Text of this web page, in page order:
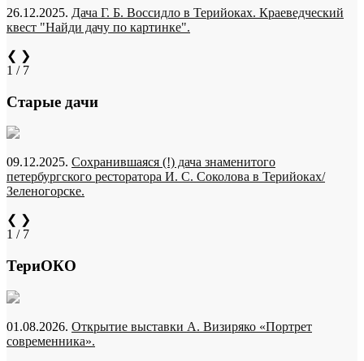
26.12.2025. Дача Г. Б. Воссидло в Терийоках. Краеведческий
квест "Найди дачу по картинке".
❮ ❯
1 / 7
Старые дачи
09.12.2025. Сохранившаяся (!) дача знаменитого
петербургского ресторатора И. С. Соколова в Терийоках/
Зеленогорске.
❮ ❯
1 / 7
ТериОКО
01.08.2026. Открытие выставки А. Визиряко «Портрет
современника».